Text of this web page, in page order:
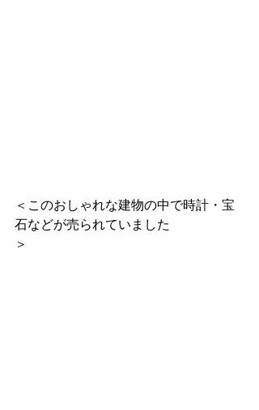
＜このおしゃれな建物の中で時計・宝
石などが売られていました
＞